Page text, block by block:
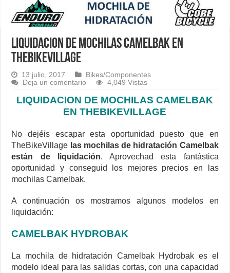
LIQUIDACION DE MOCHILAS CAMELBAK EN
THEBIKEVILLAGE
13 julio, 2017
Bikes/Componentes
Deja un comentario
4,049 Vistas
LIQUIDACION DE MOCHILAS CAMELBAK
EN THEBIKEVILLAGE
No dejéis escapar esta oportunidad puesto que en
TheBikeVillage las mochilas de hidratación Camelbak
están de liquidación. Aprovechad esta fantástica
oportunidad y conseguid los mejores precios en las
mochilas Camelbak.
A continuación os mostramos algunos modelos en
liquidación:
CAMELBAK HYDROBAK
La mochila de hidratación Camelbak Hydrobak es el
modelo ideal para las salidas cortas, con una capacidad